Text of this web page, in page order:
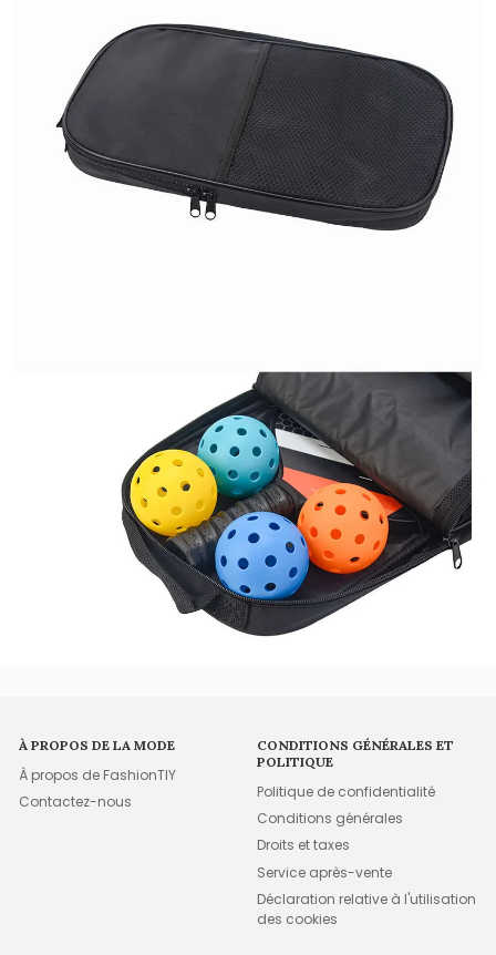
À PROPOS DE LA MODE
À propos de FashionTIY
Contactez-nous
CONDITIONS GÉNÉRALES ET
POLITIQUE
Politique de confidentialité
Conditions générales
Droits et taxes
Service après-vente
Déclaration relative à l'utilisation
des cookies